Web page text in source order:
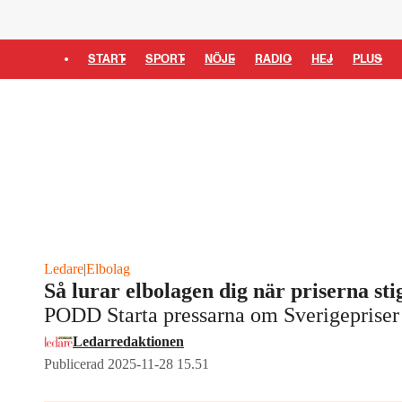
START SPORT NÖJE RADIO HEJ PLUS
Ledare|Elbolag
Så lurar elbolagen dig när priserna
PODD Starta pressarna om Sverigepriser
Ledarredaktionen
Publicerad 2025-11-28 15.51